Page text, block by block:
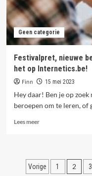
lees
Mommy
Magazine!
Geen categorie
Festivalpret, nieuwe
het op Internetics.be!
Finn 15 mei 2023
Hey daar! Ben je op
beroepen om te leren, of
Lees meerLees
nieuwe
beroepen
Berichten
Vorige 1 2 3